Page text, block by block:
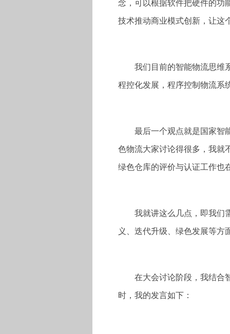
念，可以根据软件把硬件的功
技术推动商业模式创新，让这
我们目前的智能物流思维
程控化发展，程序控制物流系
最后一个观点就是国家智
色物流大家讨论得很多，我就
绿色仓库的评价与认证工作也
我就讲这么几点，即我们
义、迭代升级、绿色发展等方
在大会讨论阶段，我结合
时，我的发言如下：